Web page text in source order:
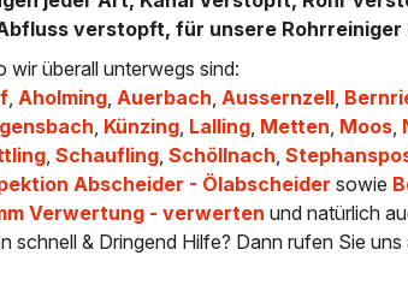
verstopft, für unsere Rohrreiniger
wir überall unterwegs sind:
,Aholming,Auerbach,Aussernzell,
, Künzing, Lalling, Metten, Moos,
,Schaufling,Schöllnach,
Abscheider - Ölabscheider sowie
Verwertung - verwerten und natürlich
schnell & Dringend Hilfe? Dann rufen Sie uns